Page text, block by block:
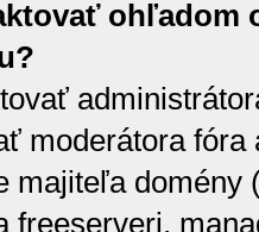
ohľadom
moderátora
majiteľa
freeserveri,